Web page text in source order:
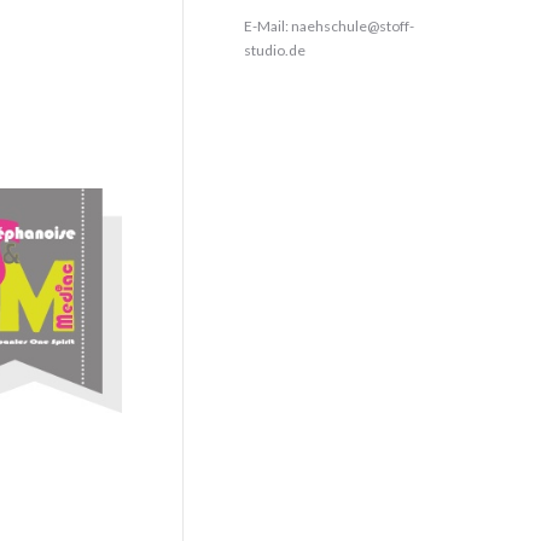
E-Mail: naehschule@stoff-
studio.de